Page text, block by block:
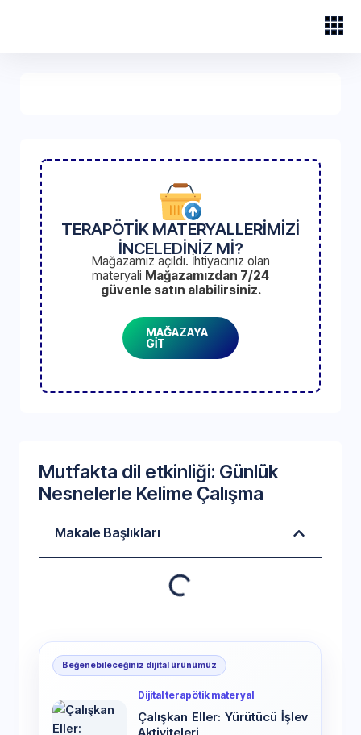
TERAPÖTİK MATERYALLERİMİZİ
İNCELEDİNİZ Mİ?
Mağazamız açıldı. İhtiyacınız olan
materyali Mağazamızdan 7/24
güvenle satın alabilirsiniz.
MAĞAZAYA
GİT
Mutfakta dil etkinliği: Günlük
Nesnelerle Kelime Çalışma
Makale Başlıkları
Beğenebileceğiniz dijital ürünümüz
Dijital terapötik materyal
Çalışkan Eller: Yürütücü İşlev